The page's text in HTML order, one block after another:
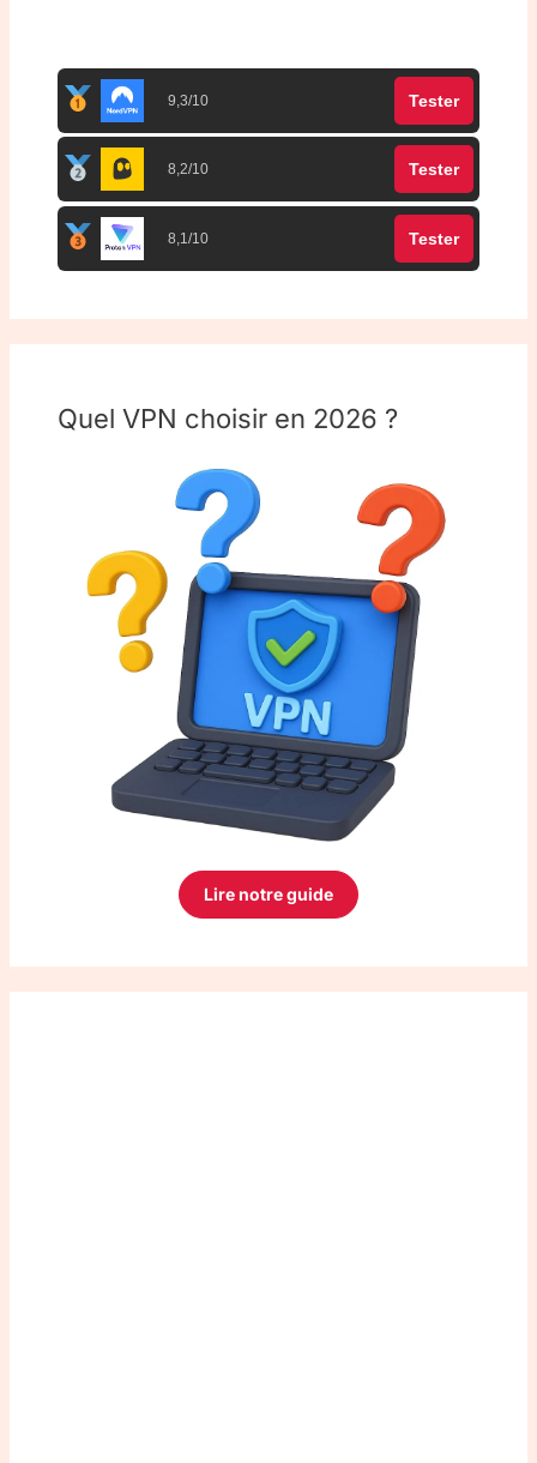
9,3/10 Tester
8,2/10 Tester
8,1/10 Tester
Quel VPN choisir en 2026 ?
Lire notre guide